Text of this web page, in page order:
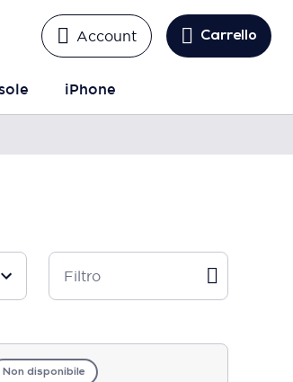
Account Carrello
iPhone
Filtro
Non disponibile